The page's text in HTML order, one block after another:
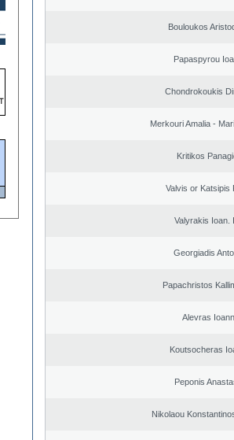
Bouloukos
Papaspyrou
Chondrokoukis
Merkouri Amalia -
Kritikos
Valvis or Katsipis
Valyrakis Ioan.
Georgiadis
Papachristos
Alevras
Koutsocheras
Peponis
Nikolaou